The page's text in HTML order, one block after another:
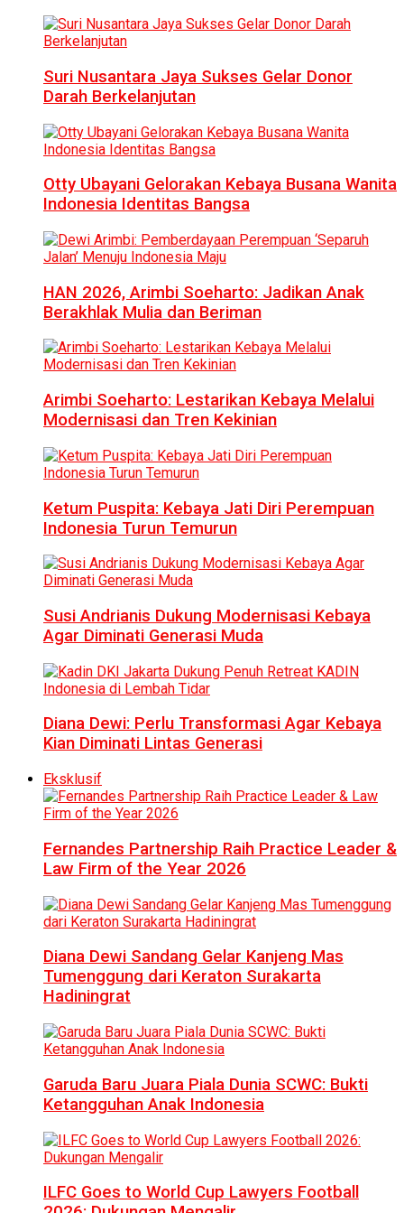
Suri Nusantara Jaya Sukses Gelar Donor
Darah Berkelanjutan
Otty Ubayani Gelorakan Kebaya Busana Wanita
Indonesia Identitas Bangsa
HAN 2026, Arimbi Soeharto: Jadikan Anak
Berakhlak Mulia dan Beriman
Arimbi Soeharto: Lestarikan Kebaya Melalui
Modernisasi dan Tren Kekinian
Ketum Puspita: Kebaya Jati Diri Perempuan
Indonesia Turun Temurun
Susi Andrianis Dukung Modernisasi Kebaya
Agar Diminati Generasi Muda
Diana Dewi: Perlu Transformasi Agar Kebaya
Kian Diminati Lintas Generasi
Eksklusif
Fernandes Partnership Raih Practice Leader &
Law Firm of the Year 2026
Diana Dewi Sandang Gelar Kanjeng Mas
Tumenggung dari Keraton Surakarta
Hadiningrat
Garuda Baru Juara Piala Dunia SCWC: Bukti
Ketangguhan Anak Indonesia
ILFC Goes to World Cup Lawyers Football